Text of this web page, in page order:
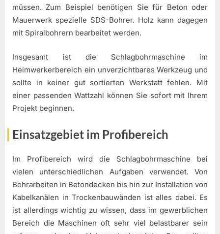
müssen. Zum Beispiel benötigen Sie für Beton oder
Mauerwerk spezielle SDS-Bohrer. Holz kann dagegen
mit Spiralbohrern bearbeitet werden.
Insgesamt ist die Schlagbohrmaschine im
Heimwerkerbereich ein unverzichtbares Werkzeug und
sollte in keiner gut sortierten Werkstatt fehlen. Mit
einer passenden Wattzahl können Sie sofort mit Ihrem
Projekt beginnen.
Einsatzgebiet im Profibereich
Im Profibereich wird die Schlagbohrmaschine bei
vielen unterschiedlichen Aufgaben verwendet. Von
Bohrarbeiten in Betondecken bis hin zur Installation von
Kabelkanälen in Trockenbauwänden ist alles dabei. Es
ist allerdings wichtig zu wissen, dass im gewerblichen
Bereich die Maschinen oft sehr viel belastbarer sein